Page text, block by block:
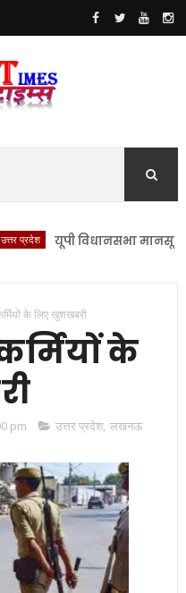
यूपी विधानसभा मानसून सत्र
के लिए खुशखबरी
के
pm उत्तर प्रदेश, लखनऊ